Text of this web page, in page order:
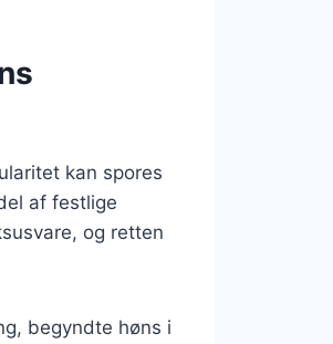
kan spores
af festlige
og retten
begyndte høns i